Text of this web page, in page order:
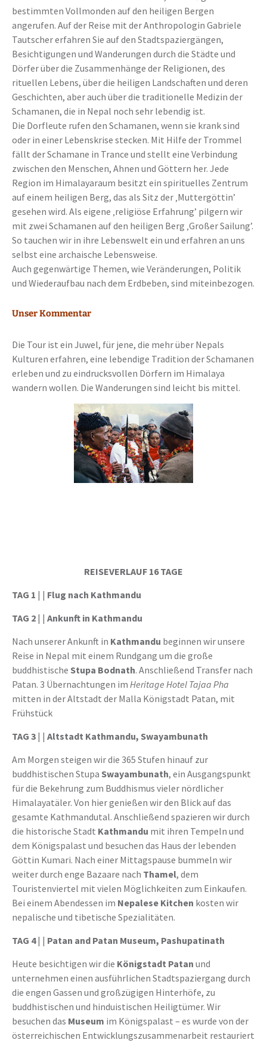
bestimmten Vollmonden auf den heiligen Bergen
angerufen. Auf der Reise mit der Anthropologin Gabriele
Tautscher erfahren Sie auf den Stadtspaziergängen,
Besichtigungen und Wanderungen durch die Städte und
Dörfer über die Zusammenhänge der Religionen, des
rituellen Lebens, über die heiligen Landschaften und deren
Geschichten, aber auch über die traditionelle Medizin der
Schamanen, die in Nepal noch sehr lebendig ist.
Die Dorfleute rufen den Schamanen, wenn sie krank sind
oder in einer Lebenskrise stecken. Mit Hilfe der Trommel
fällt der Schamane in Trance und stellt eine Verbindung
zwischen den Menschen, Ahnen und Göttern her. Jede
Region im Himalayaraum besitzt ein spirituelles Zentrum
auf einem heiligen Berg, das als Sitz der ‚Muttergöttin’
gesehen wird. Als eigene ‚religiöse Erfahrung’ pilgern wir
mit zwei Schamanen auf den heiligen Berg ‚Großer Sailung’.
So tauchen wir in ihre Lebenswelt ein und erfahren an uns
selbst eine archaische Lebensweise.
Auch gegenwärtige Themen, wie Veränderungen, Politik
und Wiederaufbau nach dem Erdbeben, sind miteinbezogen.
Unser Kommentar
Die Tour ist ein Juwel, für jene, die mehr über Nepals
Kulturen erfahren, eine lebendige Tradition der Schamanen
erleben und zu eindrucksvollen Dörfern im Himalaya
wandern wollen. Die Wanderungen sind leicht bis mittel.
REISEVERLAUF 16 TAGE
TAG 1 | | Flug nach Kathmandu
TAG 2 | | Ankunft in Kathmandu
Nach unserer Ankunft in Kathmandu beginnen wir unsere
Reise in Nepal mit einem Rundgang um die große
buddhistische Stupa Bodnath. Anschließend Transfer nach
Patan. 3 Übernachtungen im Heritage Hotel Tajaa Pha
mitten in der Altstadt der Malla Königstadt Patan, mit
Frühstück
TAG 3 | | Altstadt Kathmandu, Swayambunath
Am Morgen steigen wir die 365 Stufen hinauf zur
buddhistischen Stupa Swayambunath, ein Ausgangspunkt
für die Bekehrung zum Buddhismus vieler nördlicher
Himalayatäler. Von hier genießen wir den Blick auf das
gesamte Kathmandutal. Anschließend spazieren wir durch
die historische Stadt Kathmandu mit ihren Tempeln und
dem Königspalast und besuchen das Haus der lebenden
Göttin Kumari. Nach einer Mittagspause bummeln wir
weiter durch enge Bazaare nach Thamel, dem
Touristenviertel mit vielen Möglichkeiten zum Einkaufen.
Bei einem Abendessen im Nepalese Kitchen kosten wir
nepalische und tibetische Spezialitäten.
TAG 4| | Patan and Patan Museum, Pashupatinath
Heute besichtigen wir die Königstadt Patan und
unternehmen einen ausführlichen Stadtspaziergang durch
die engen Gassen und großzügigen Hinterhöfe, zu
buddhistischen und hinduistischen Heiligtümer. Wir
besuchen das Museum im Königspalast – es wurde von der
österreichischen Entwicklungszusammenarbeit restauriert